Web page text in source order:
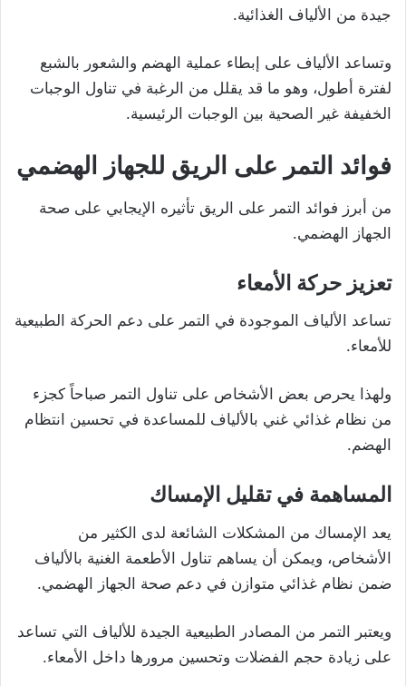
جيدة من الألياف الغذائية.
وتساعد الألياف على إبطاء عملية الهضم والشعور بالشبع
لفترة أطول، وهو ما قد يقلل من الرغبة في تناول الوجبات
الخفيفة غير الصحية بين الوجبات الرئيسية.
فوائد التمر على الريق للجهاز الهضمي
من أبرز فوائد التمر على الريق تأثيره الإيجابي على صحة
الجهاز الهضمي.
تعزيز حركة الأمعاء
تساعد الألياف الموجودة في التمر على دعم الحركة الطبيعية
للأمعاء.
ولهذا يحرص بعض الأشخاص على تناول التمر صباحاً كجزء
من نظام غذائي غني بالألياف للمساعدة في تحسين انتظام
الهضم.
المساهمة في تقليل الإمساك
يعد الإمساك من المشكلات الشائعة لدى الكثير من
الأشخاص، ويمكن أن يساهم تناول الأطعمة الغنية بالألياف
ضمن نظام غذائي متوازن في دعم صحة الجهاز الهضمي.
ويعتبر التمر من المصادر الطبيعية الجيدة للألياف التي تساعد
على زيادة حجم الفضلات وتحسين مرورها داخل الأمعاء.